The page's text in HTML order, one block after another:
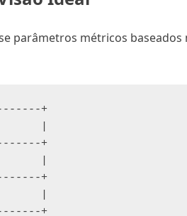
parâmetros métricos baseados
+
|
+
|
+
|
+